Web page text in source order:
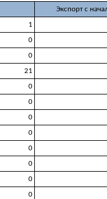
Экспорт с
1
0
0
21
0
0
0
0
0
0
0
0